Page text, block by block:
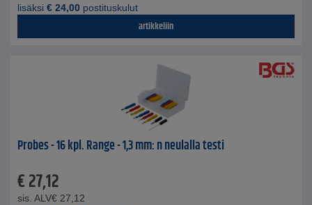
lisäksi € 24,00 postituskulut
artikkeliin
Probes - 16 kpl. Range - 1,3 mm: n neulalla testi
€27,12
sis. ALV€ 27,12